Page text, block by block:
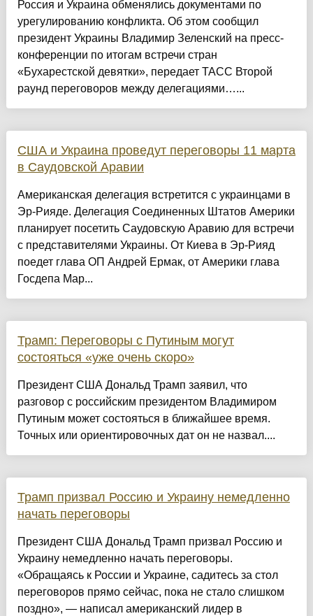
Россия и Украина обменялись документами по
урегулированию конфликта. Об этом сообщил
президент Украины Владимир Зеленский на пресс-
конференции по итогам встречи стран
«Бухарестской девятки», передает ТАСС Второй
раунд переговоров между делегациями…...
США и Украина проведут переговоры 11 марта
в Саудовской Аравии
Американская делегация встретится с украинцами в
Эр-Рияде. Делегация Соединенных Штатов Америки
планирует посетить Саудовскую Аравию для встречи
с представителями Украины. От Киева в Эр-Рияд
поедет глава ОП Андрей Ермак, от Америки глава
Госдепа Мар...
Трамп: Переговоры с Путиным могут
состояться «уже очень скоро»
Президент США Дональд Трамп заявил, что
разговор с российским президентом Владимиром
Путиным может состояться в ближайшее время.
Точных или ориентировочных дат он не назвал....
Трамп призвал Россию и Украину немедленно
начать переговоры
Президент США Дональд Трамп призвал Россию и
Украину немедленно начать переговоры.
«Обращаясь к России и Украине, садитесь за стол
переговоров прямо сейчас, пока не стало слишком
поздно», — написал американский лидер в